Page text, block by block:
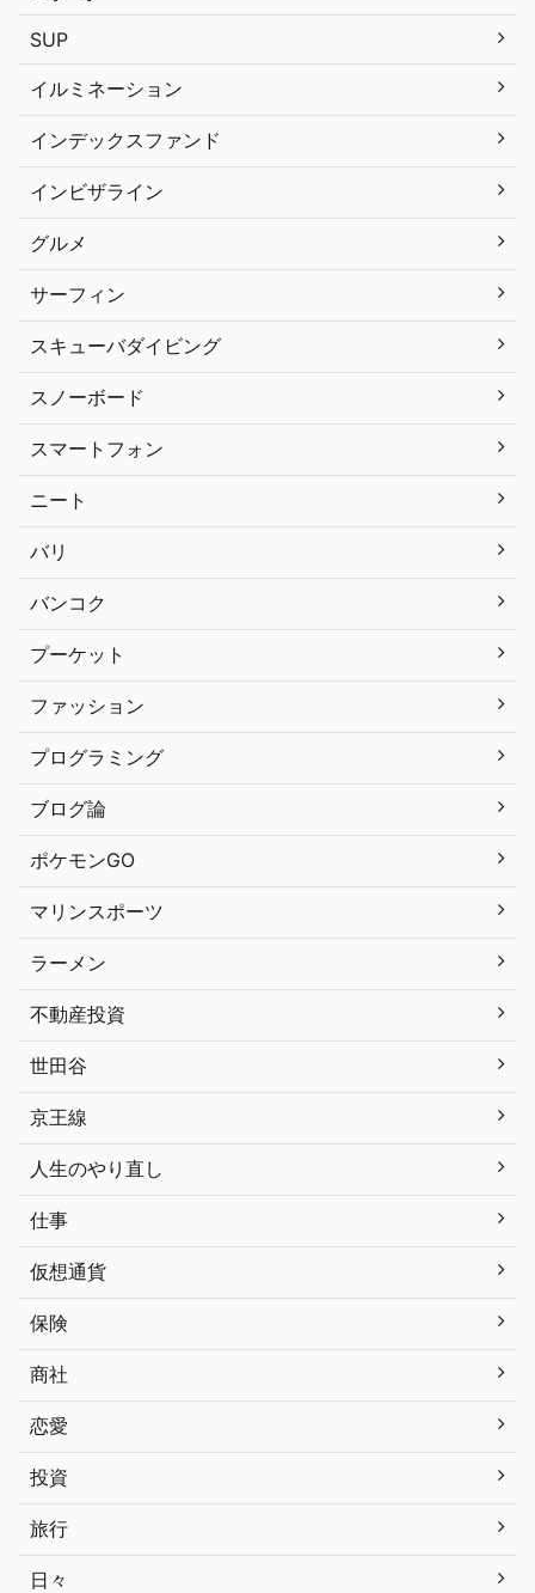
SUP
イルミネーション
インデックスファンド
インビザライン
グルメ
サーフィン
スキューバダイビング
スノーボード
スマートフォン
ニート
バリ
バンコク
プーケット
ファッション
プログラミング
ブログ論
ポケモンGO
マリンスポーツ
ラーメン
不動産投資
世田谷
京王線
人生のやり直し
仕事
仮想通貨
保険
商社
恋愛
投資
旅行
日々